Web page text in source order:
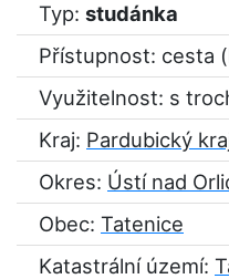
Typ: studánka
Přístupnost: cesta
Využitelnost: s
Kraj: Pardubický
Okres: Ústí nad
Obec: Tatenice
Katastrální území: